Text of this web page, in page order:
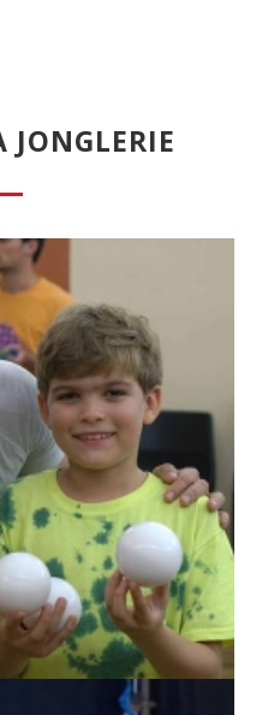
JONGLERIE